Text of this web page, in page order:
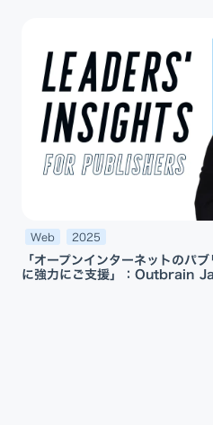
Web 2025
「オープンインターネットのパ
に強力にご支援」：Outbrain